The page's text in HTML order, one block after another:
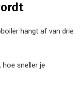
hangt af van drie
hoe sneller je